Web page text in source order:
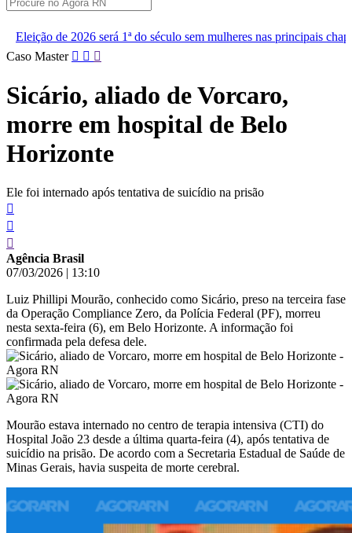
1ª do século sem mulheres nas principais chapas
Renan diz
Pular
conteúdo
Caso Master
Sicário, aliado de Vorcaro,
morre em hospital de Belo
Horizonte
Ele foi internado após tentativa de suicídio na prisão
Agência Brasil
07/03/2026 | 13:10
Luiz Phillipi Mourão, conhecido como Sicário, preso na terceira fase
da Operação Compliance Zero, da Polícia Federal (PF), morreu
nesta sexta-feira (6), em Belo Horizonte. A informação foi
confirmada pela defesa dele.
Mourão estava internado no centro de terapia intensiva (CTI) do
Hospital João 23 desde a última quarta-feira (4), após tentativa de
suicídio na prisão. De acordo com a Secretaria Estadual de Saúde de
Minas Gerais, havia suspeita de morte cerebral.